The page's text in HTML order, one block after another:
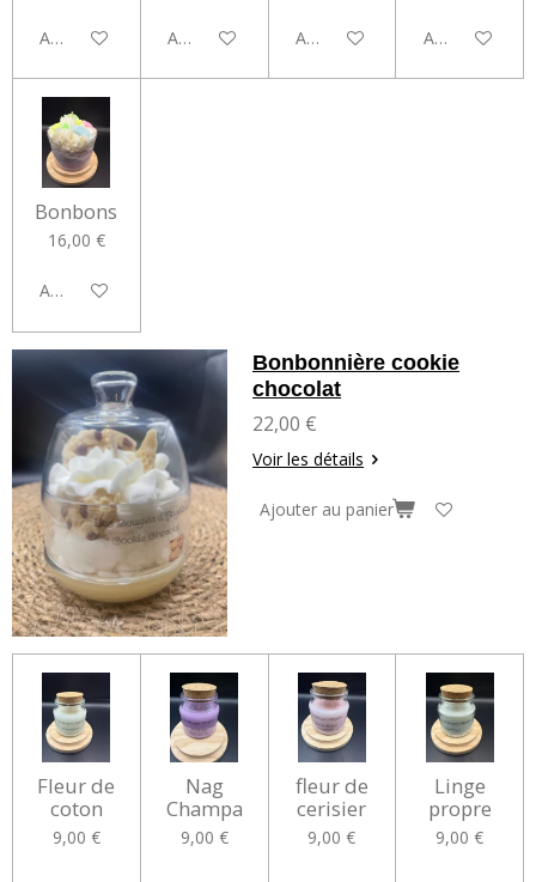
Ajouter au panierAjouter au panierAjouter au panierAjouter au
Bonbons
16,00 €
Ajouter au panier
Bonbonnière cookie
chocolat
22,00 €
Voir les détails
Ajouter au panier
Fleur de
coton
9,00 €
Nag
Champa
9,00 €
fleur de
cerisier
9,00 €
Linge
propre
9,00 €